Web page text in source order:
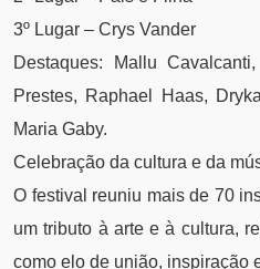
3º Lugar – Crys Vander
Destaques: Mallu
Prestes, Raphael Haas,
Maria Gaby.
Celebração da cultura e da
O festival reuniu mais de 70
um tributo à arte e à cultura,
como elo de união, inspiração